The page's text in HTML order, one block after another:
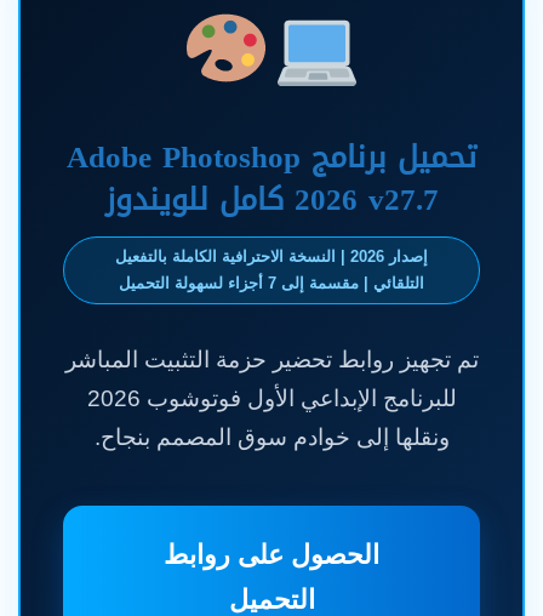
تحميل برنامج Adobe Photoshop
2026 v27.7 كامل للويندوز
إصدار 2026 | النسخة الاحترافية الكاملة بالتفعيل
التلقائي | مقسمة إلى 7 أجزاء لسهولة التحميل
تم تجهيز روابط تحضير حزمة التثبيت المباشر
للبرنامج الإبداعي الأول فوتوشوب 2026
ونقلها إلى خوادم سوق المصمم بنجاح.
الحصول على روابط
التحميل